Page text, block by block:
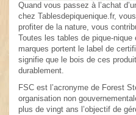
Quand vous passez à l’achat
chez Tablesdepiquenique.fr,
profiter de la nature, vous
Toutes les tables de pique-
marques portent le label de
signifie que le bois de ces
durablement.
FSC est l’acronyme de Forest
organisation non
plus de vingt ans l’objectif de